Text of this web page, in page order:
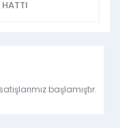
başlamıştır.